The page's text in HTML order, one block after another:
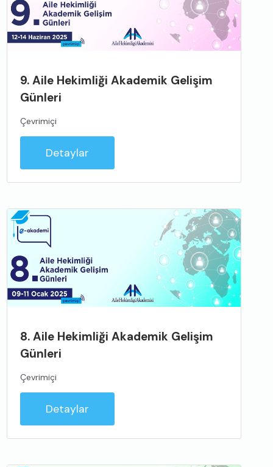
9. Aile Hekimliği Akademik Gelişim
Günleri
Çevrimiçi
Detaylar
8. Aile Hekimliği Akademik Gelişim
Günleri
Çevrimiçi
Detaylar